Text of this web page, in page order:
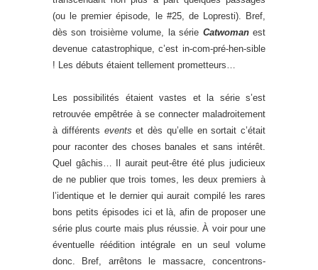
(ou le premier épisode, le #25, de Lopresti). Bref,
dès son troisième volume, la série Catwomanest
devenue catastrophique, c’est in-com-pré-hen-sible
! Les débuts étaient tellement prometteurs…
Les possibilités étaient vastes et la série s’est
retrouvée empêtrée à se connecter maladroitement
à différents events et dès qu’elle en sortait c’était
pour raconter des choses banales et sans intérêt.
Quel gâchis… Il aurait peut-être été plus judicieux
de ne publier que trois tomes, les deux premiers à
l’identique et le dernier qui aurait compilé les rares
bons petits épisodes ici et là, afin de proposer une
série plus courte mais plus réussie. À voir pour une
éventuelle réédition intégrale en un seul volume
donc. Bref, arrêtons le massacre, concentrons-